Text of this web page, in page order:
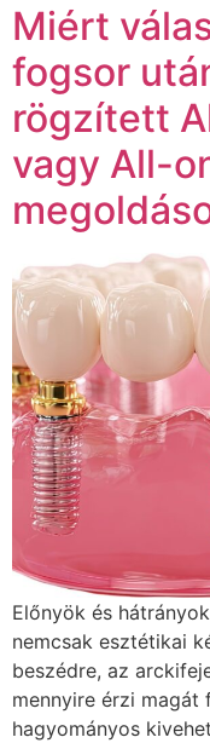
Miért
fogsor
rögzített
vagy All-
Előnyök és
nemcsak esztétikai
beszédre, az
mennyire érzi magát
hagyományos